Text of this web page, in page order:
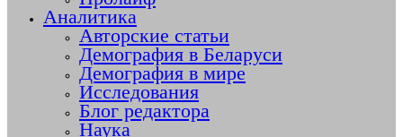
Аналитика
Авторские статьи
Демография в Беларуси
Демография в мире
Исследования
Блог редактора
Наука